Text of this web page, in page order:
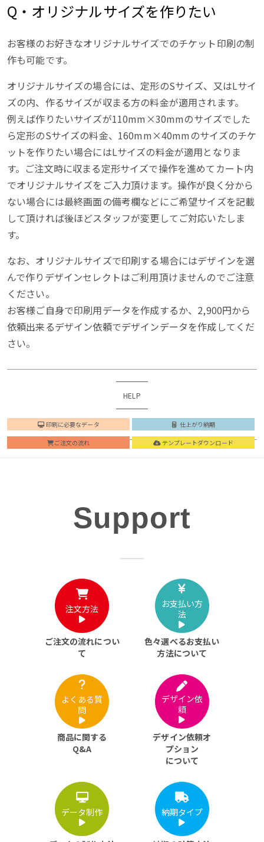
Q・オリジナルサイズを作りたい
お客様のお好きなオリジナルサイズでのチケット印刷の制
作も可能です。
オリジナルサイズの場合には、定形のSサイズ、又はLサイ
ズの内、作るサイズが収まる方の料金が適用されます。
例えば作りたいサイズが110mm×30mmのサイズでした
ら定形のSサイズの料金、160mm×40mmのサイズのチケ
ットを作りたい場合にはLサイズの料金が適用となりま
す。ご注文時に収まる定形サイズで操作を進めてカート内
でオリジナルサイズをご入力頂けます。操作が良く分から
ない場合には最終画面の備考欄などにご希望サイズを記載
して頂ければ後ほどスタッフが変更してご対応いたしま
す。
なお、オリジナルサイズで印刷する場合にはデザインを選
んで作りデザインセレクトはご利用頂けませんのでご注意
ください。
お客様ご自身で印刷用データを作成するか、2,900円から
依頼出来るデザイン依頼でデザインデータを作成してくだ
さい。
HELP
印刷に必要なデータ 仕上がり納期
ご注文の流れ テンプレートダウンロード
Support
注文方法
ご注文の流れについ
て
お支払い方
法
色々選べるお支払い
方法について
よくある質
問
商品に関する
Q&A
デザイン依
頼
デザイン依頼オ
プション
について
データ制作 納期タイプ